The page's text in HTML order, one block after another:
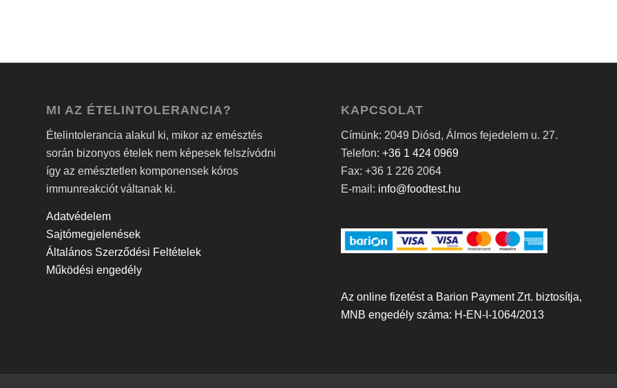
MI AZ ÉTELINTOLERANCIA?
Ételintolerancia alakul ki, mikor az emésztés
során bizonyos ételek nem képesek felszívódni
így az emésztetlen komponensek kóros
immunreakciót váltanak ki.
Adatvédelem
Sajtómegjelenések
Általános Szerződési Feltételek
Működési engedély
KAPCSOLAT
Címünk: 2049 Diósd, Álmos fejedelem u. 27.
Telefon: +36 1 424 0969
Fax: +36 1 226 2064
E-mail: info@foodtest.hu
Az online fizetést a Barion Payment Zrt. biztosítja,
MNB engedély száma: H-EN-I-1064/2013